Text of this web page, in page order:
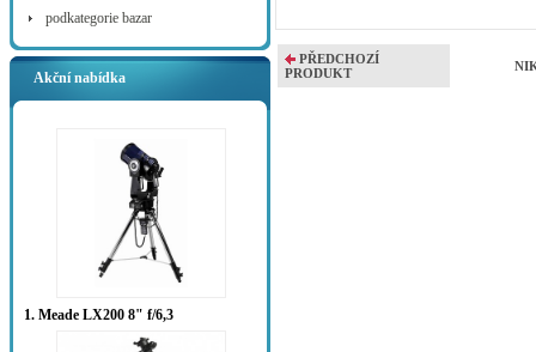
podkategorie bazar
Akční nabídka
1. Meade LX200 8" f/6,3
PŘEDCHOZÍ
PRODUKT